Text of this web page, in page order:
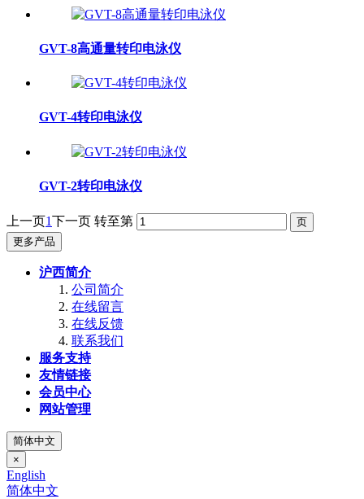
GVT-8高通量转印电泳仪
GVT-4转印电泳仪
GVT-2转印电泳仪
上一页1下一页 转至第
更多产品
沪西简介
公司简介
在线留言
在线反馈
联系我们
服务支持
友情链接
会员中心
网站管理
简体中文
×
English
简体中文